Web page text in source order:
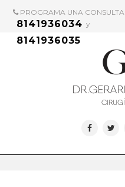
PROGRAMA UNA CONSULTA
8141936034 y
8141936035